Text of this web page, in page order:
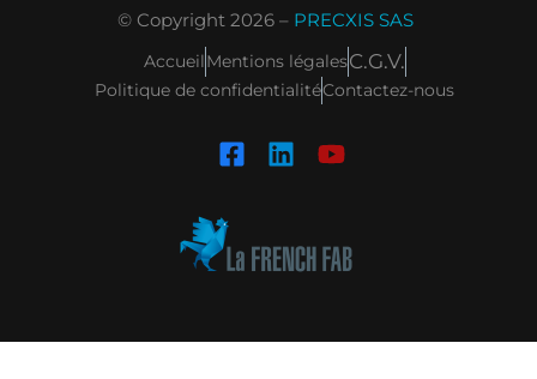
© Copyright 2026 – PRECXIS SAS
AccueilMentions légalesC.G.V.
Politique de confidentialitéContactez-nous